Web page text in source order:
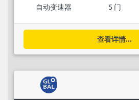
自动变速器 5 门
查看详情...